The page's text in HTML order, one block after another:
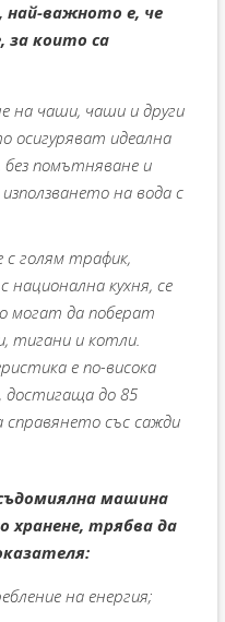
най-важното е, че
за които са
на чаши, чаши и други
осигуряват идеална
помътняване и
на вода с
с голям трафик,
кухня, се
могат да поберат
тигани и котли.
е по-висока
достигаща до 85
справянето със сажди
машина
хранене, трябва да
на енергия;